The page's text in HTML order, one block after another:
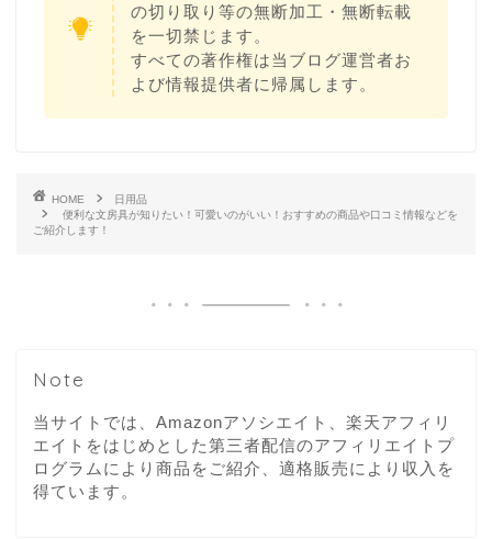
の切り取り等の無断加工・無断転載
を一切禁じます。
すべての著作権は当ブログ運営者お
よび情報提供者に帰属します。
HOME
日用品
便利な文房具が知りたい！可愛いのがいい！おすすめの商品や口コミ情報などを
ご紹介します！
Note
当サイトでは、Amazonアソシエイト、楽天アフィリ
エイトをはじめとした第三者配信のアフィリエイトプ
ログラムにより商品をご紹介、適格販売により収入を
得ています。